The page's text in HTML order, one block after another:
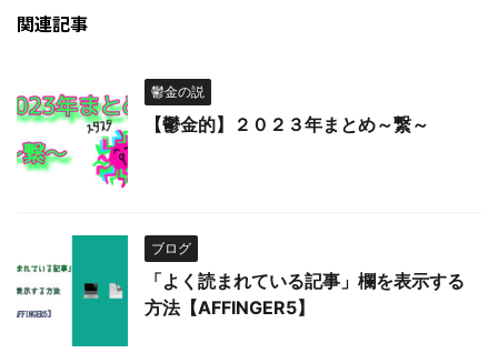
関連記事
鬱金の説
【鬱金的】２０２３年まとめ～繋～
ブログ
「よく読まれている記事」欄を表示する
方法【AFFINGER5】